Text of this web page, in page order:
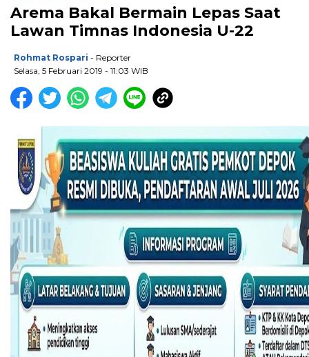
Arema Bakal Bermain Lepas Saat
Lawan Timnas Indonesia U-22
Rohmat Rospari - Reporter
Selasa, 5 Februari 2019 - 11:03 WIB